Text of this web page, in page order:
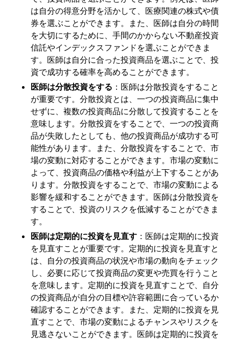
は自分の得意分野を活かして、医療関連の株式や債
券を選ぶことができます。また、医師は自分の時間
を大切にするために、手間のかからない不動産投資
信託やインデックスファンドを選ぶことができま
す。医師は自分に合った投資商品を選ぶことで、投
資で成功する確率を高めることができます。
医師は分散投資をする ：医師は分散投資をすること
が重要です。分散投資とは、一つの投資商品に集中
せずに、複数の投資商品に分散して投資することを
意味します。分散投資をすることで、一つの投資商
品が失敗したとしても、他の投資商品が成功する可
能性があります。また、分散投資をすることで、市
場の変動に対応することができます。市場の変動に
よって、投資商品の価格や利益が上下することがあ
ります。分散投資をすることで、市場の変動による
影響を緩和することができます。医師は分散投資を
することで、投資のリスクを低減することができま
す。
医師は定期的に投資を見直す ：医師は定期的に投資
を見直すことが重要です。定期的に投資を見直すと
は、自分の投資商品の状況や市場の動向をチェック
し、必要に応じて投資商品の変更や売買を行うこと
を意味します。定期的に投資を見直すことで、自分
の投資商品が自分の目標や許容範囲に合っているか
確認することができます。また、定期的に投資を見
直すことで、市場の変動によるチャンスやリスクを
見逃さないことができます。医師は定期的に投資を